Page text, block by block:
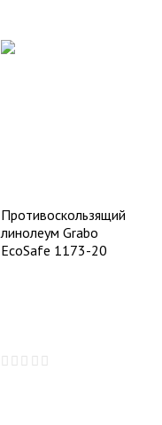
Противоскользящий
линолеум Grabo
EcoSafe 1173-20